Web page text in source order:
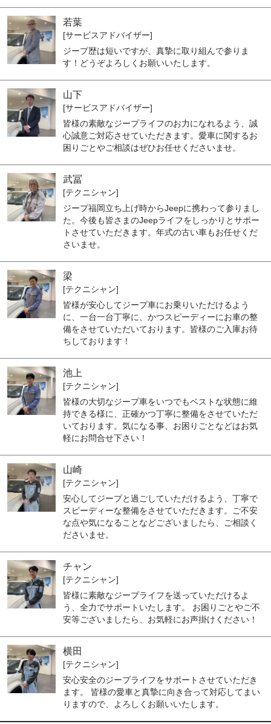
若葉
[サービスアドバイザー]
ジープ歴は短いですが、真摯に取り組んで参りま
す！どうぞよろしくお願いいたします。
山下
[サービスアドバイザー]
皆様の素敵なジープライフのお力になれるよう、誠
心誠意ご対応させていただきます。愛車に関するお
困りごとやご相談はぜひお任せくださいませ。
武冨
[テクニシャン]
ジープ福岡立ち上げ時からJeepに携わって参りまし
た。今後も皆さまのJeepライフをしっかりとサポー
トさせていただきます。年式の古い車もお任せくだ
さいませ。
梁
[テクニシャン]
皆様が安心してジープ車にお乗りいただけるよう
に、一台一台丁寧に、かつスピーディーにお車の整
備をさせていただいております。皆様のご入庫お待
ちしております！
池上
[テクニシャン]
皆様の大切なジープ車をいつでもベストな状態に維
持できる様に、正確かつ丁寧に整備をさせていただ
いております。気になる事、お困りごとなどはお気
軽にお問合せ下さい！
山崎
[テクニシャン]
安心してジープと過ごしていただけるよう、丁寧で
スピーディーな整備をさせていただきます。ご不安
な点や気になることなどございましたら、ご相談く
ださいませ。
チャン
[テクニシャン]
皆様に素敵なジープライフを送っていただけるよ
う、全力でサポートいたします。 お困りごとやご不
安等ございましたら、お気軽にお声掛けください！
横田
[テクニシャン]
安心安全のジープライフをサポートさせていただき
ます。 皆様の愛車と真摯に向き合って対応してまい
りますので、よろしくお願いいたします。